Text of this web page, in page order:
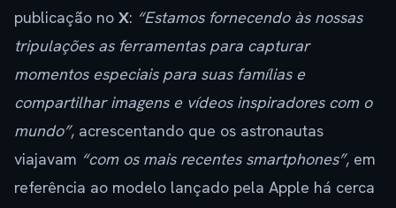
publicação no X: “Estamos fornecendo às nossas
tripulações as ferramentas para capturar
momentos especiais para suas famílias e
compartilhar imagens e vídeos inspiradores com o
mundo”, acrescentando que os astronautas
viajavam “com os mais recentes smartphones”, em
referência ao modelo lançado pela Apple há cerca